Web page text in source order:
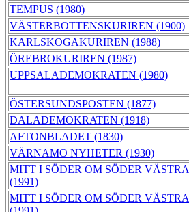
TEMPUS (1980)
VÄSTERBOTTENSKURIREN (1900)
KARLSKOGAKURIREN (1988)
ÖREBROKURIREN (1987)
UPPSALADEMOKRATEN (1980)
ÖSTERSUNDSPOSTEN (1877)
DALADEMOKRATEN (1918)
AFTONBLADET (1830)
VÄRNAMO NYHETER (1930)
MITT I SÖDER OM SÖDER VÄSTRA
(1991)
MITT I SÖDER OM SÖDER VÄSTRA